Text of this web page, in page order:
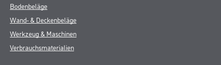
Bodenbeläge
Wand- & Deckenbeläge
Werkzeug & Maschinen
Verbrauchsmaterialien